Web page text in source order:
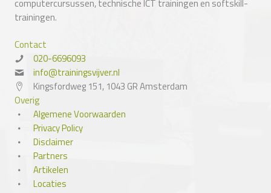
computercursussen, technische ICT trainingen en softskill-
trainingen.
Contact
020-6696093
info@trainingsvijver.nl
Kingsfordweg 151, 1043 GR Amsterdam
Overig
Algemene Voorwaarden
Privacy Policy
Disclaimer
Partners
Artikelen
Locaties